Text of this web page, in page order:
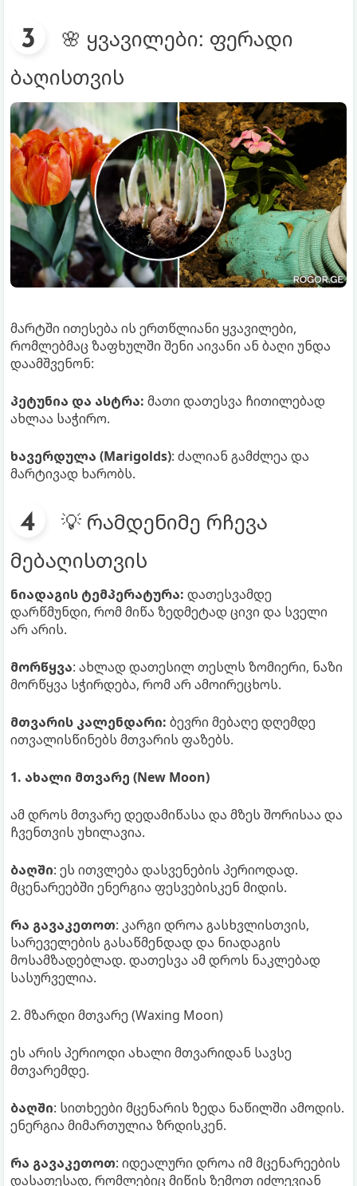
🌸 ყვავილები: ფერადი
ბაღისთვის
მარტში ითესება ის ერთწლიანი ყვავილები,
რომლებმაც ზაფხულში შენი აივანი ან ბაღი უნდა
დაამშვენონ:
პეტუნია და ასტრა: მათი დათესვა ჩითილებად
ახლაა საჭირო.
ხავერდულა (Marigolds): ძალიან გამძლეა და
მარტივად ხარობს.
💡 რამდენიმე რჩევა
მებაღისთვის
ნიადაგის ტემპერატურა: დათესვამდე
დარწმუნდი, რომ მიწა ზედმეტად ცივი და სველი
არ არის.
მორწყვა: ახლად დათესილ თესლს ზომიერი, ნაზი
მორწყვა სჭირდება, რომ არ ამოირეცხოს.
მთვარის კალენდარი: ბევრი მებაღე დღემდე
ითვალისწინებს მთვარის ფაზებს.
1. ახალი მთვარე (New Moon)
ამ დროს მთვარე დედამიწასა და მზეს შორისაა და
ჩვენთვის უხილავია.
ბაღში: ეს ითვლება დასვენების პერიოდად.
მცენარეებში ენერგია ფესვებისკენ მიდის.
რა გავაკეთოთ: კარგი დროა გასხვლისთვის,
სარეველების გასაწმენდად და ნიადაგის
მოსამზადებლად. დათესვა ამ დროს ნაკლებად
სასურველია.
2. მზარდი მთვარე (Waxing Moon)
ეს არის პერიოდი ახალი მთვარიდან სავსე
მთვარემდე.
ბაღში: სითხეები მცენარის ზედა ნაწილში ამოდის.
ენერგია მიმართულია ზრდისკენ.
რა გავაკეთოთ: იდეალური დროა იმ მცენარეების
დასათესად, რომლებიც მიწის ზემოთ იძლევიან